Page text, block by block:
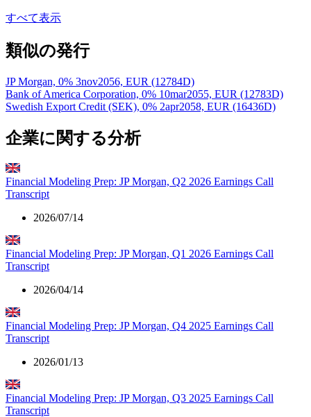
すべて表示
類似の発行
JP Morgan, 0% 3nov2056, EUR (12784D)
Bank of America Corporation, 0% 10mar2055, EUR (12783D)
Swedish Export Credit (SEK), 0% 2apr2058, EUR (16436D)
企業に関する分析
Financial Modeling Prep: JP Morgan, Q2 2026 Earnings Call
Transcript
2026/07/14
Financial Modeling Prep: JP Morgan, Q1 2026 Earnings Call
Transcript
2026/04/14
Financial Modeling Prep: JP Morgan, Q4 2025 Earnings Call
Transcript
2026/01/13
Financial Modeling Prep: JP Morgan, Q3 2025 Earnings Call
Transcript